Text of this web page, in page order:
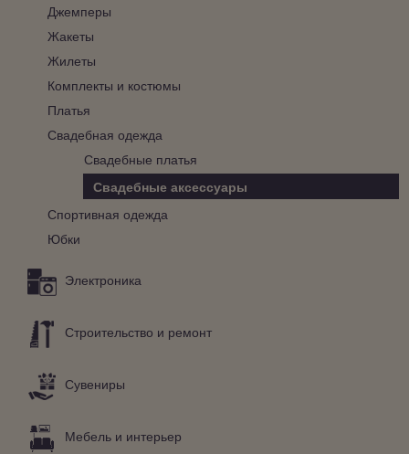
Джемперы
Жакеты
Жилеты
Комплекты и костюмы
Платья
Свадебная одежда
Свадебные платья
Свадебные аксессуары
Спортивная одежда
Юбки
Электроника
Строительство и ремонт
Сувениры
Мебель и интерьер